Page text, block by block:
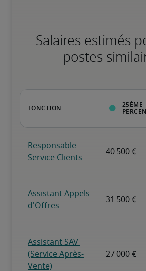
Salaires estimés
postes